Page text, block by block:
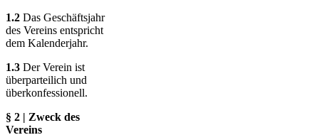
1.2 Das Geschäftsjahr
des Vereins entspricht
dem Kalenderjahr.
1.3 Der Verein ist
überparteilich und
überkon­fes­sio­nell.
§ 2 | Zweck des
Vereins